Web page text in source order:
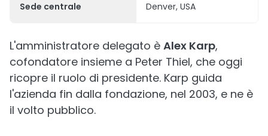
Sede centrale Denver, USA
L'amministratore delegato è Alex Karp,
cofondatore insieme a Peter Thiel, che oggi
ricopre il ruolo di presidente. Karp guida
l'azienda fin dalla fondazione, nel 2003, e ne è
il volto pubblico.